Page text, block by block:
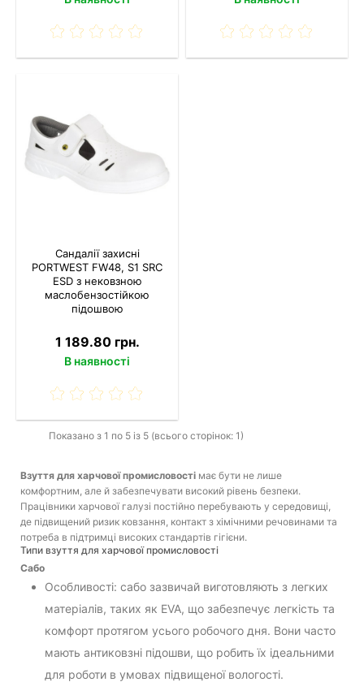
Сандалії захисні
PORTWEST FW48, S1 SRC
ESD з нековзною
маслобензостійкою
підошвою
1 189.80 грн.
В наявності
Показано з 1 по 5 із 5 (всього сторінок: 1)
Взуття для харчової промисловості має бути не лише
комфортним, але й забезпечувати високий рівень безпеки.
Працівники харчової галузі постійно перебувають у середовищі,
де підвищений ризик ковзання, контакт з хімічними речовинами та
потреба в підтримці високих стандартів гігієни.
Типи взуття для харчової промисловості
Сабо
Особливості: сабо зазвичай виготовляють з легких
матеріалів, таких як EVA, що забезпечує легкість та
комфорт протягом усього робочого дня. Вони часто
мають антиковзні підошви, що робить їх ідеальними
для роботи в умовах підвищеної вологості.